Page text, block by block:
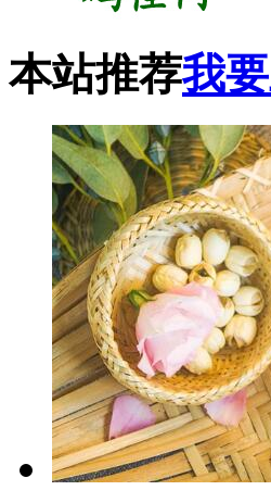
本站推荐我